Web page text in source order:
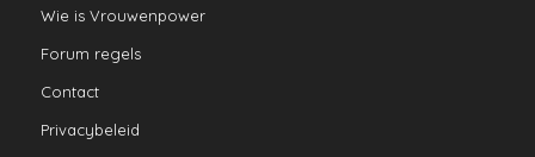
Wie is Vrouwenpower
Forum regels
Contact
Privacybeleid